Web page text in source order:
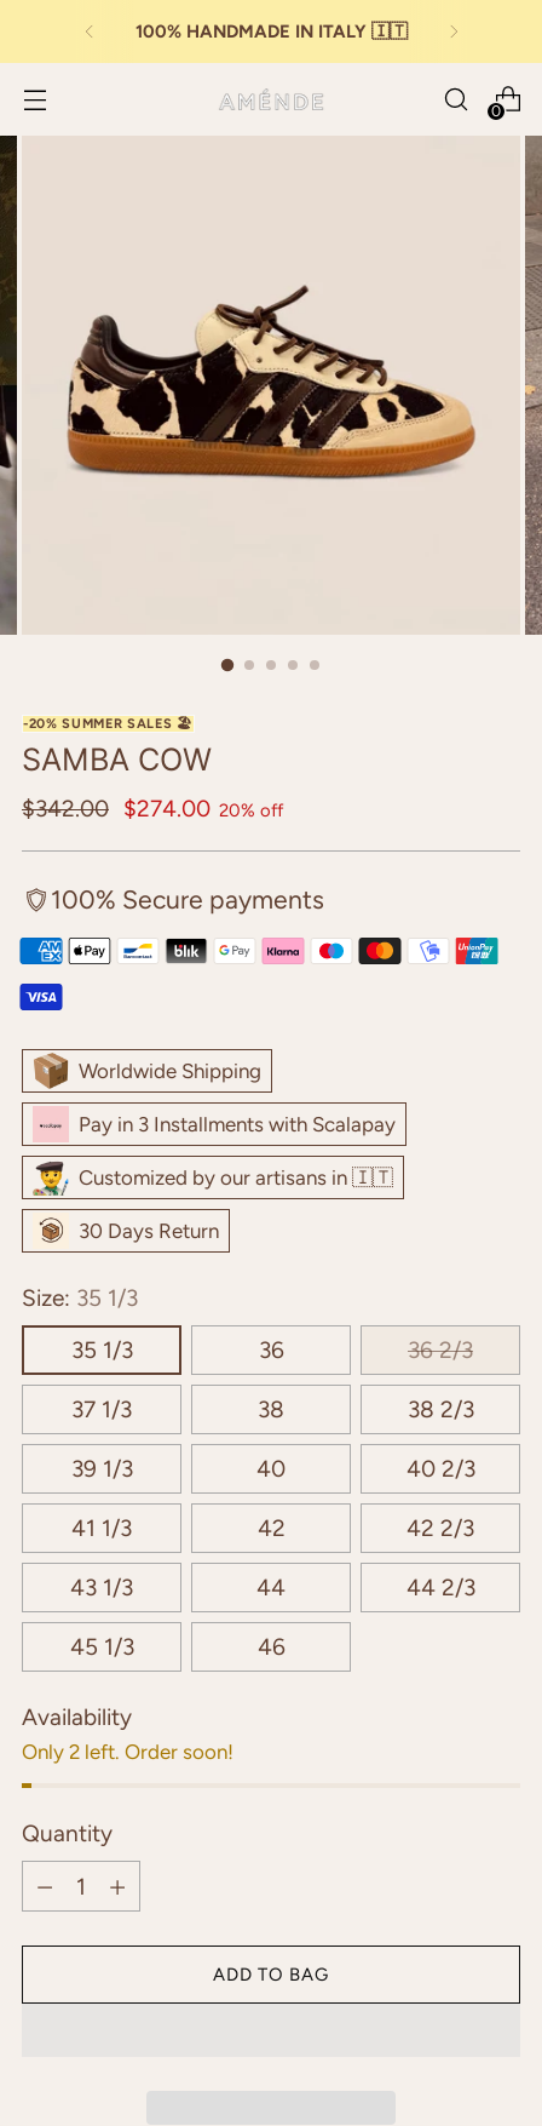
0
100% HANDMADE IN ITALY 🇮🇹
SAMBA COW
Regular
$342.00 $274.00 20% off
100% Secure payments
Worldwide Shipping
Pay in 3 Installments with Scalapay
Customized by our artisans in 🇮🇹
30 Days Return
Size: 35 1/3
35 1/3
36 36 2/3
37 1/3 38 38 2/3
39 1/3 40 40 2/3
41 1/3 42 42 2/3
43 1/3 44 44 2/3
45 1/3 46
Availability
Only 2 left. Order soon!
Quantity
Quantity
ADD TO BAG